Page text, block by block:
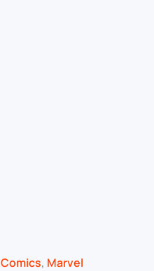
Comics, Marvel